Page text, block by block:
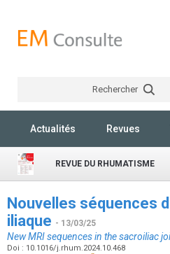
Rechercher
Actualités Revues
REVUE DU RHUMATISME
Nouvelles séquences
iliaque - 13/03/25
New MRI sequences in the sacroiliac
Doi : 10.1016/j.rhum.2024.10.468